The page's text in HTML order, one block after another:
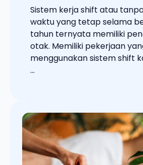
Sistem kerja shift atau
waktu yang tetap selama
tahun ternyata memiliki
otak. Memiliki pekerjaan
menggunakan sistem shift
...